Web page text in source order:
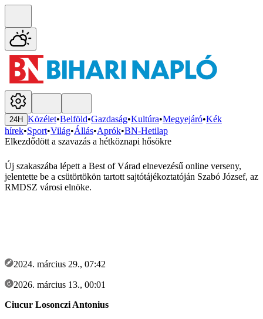
24H Közélet•Belföld•Gazdaság•Kultúra•Megyejáró•Kék
hírek•Sport•Világ•Állás•Aprók•BN-Hetilap
Elkezdődött a szavazás a hétköznapi hősökre
Új szakaszába lépett a Best of Várad elnevezésű online verseny,
jelentette be a csütörtökön tartott sajtótájékoztatóján Szabó József, az
RMDSZ városi elnöke.
2024. március 29., 07:42
2026. március 13., 00:01
Ciucur Losonczi Antonius